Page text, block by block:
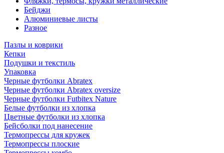
Бейджи
Алюминиевые листы
Разное
Пазлы и коврики
Кепки
Подушки и текстиль
Упаковка
Черные футболки Abratex
Черные футболки Abratex oversize
Черные футболки Futbitex Nature
Белые футболки из хлопка
Цветные футболки из хлопка
Бейсболки под нанесение
Термопрессы для кружек
Термопрессы плоские